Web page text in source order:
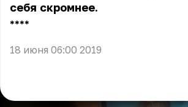
себя скромнее.
** **
18 июня 06:00 2019